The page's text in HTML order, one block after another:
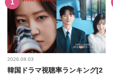
2026.08.03
韓国ドラマ視聴率ランキング[2